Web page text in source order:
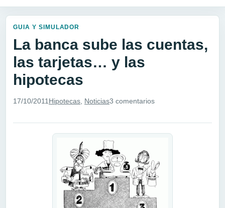
GUIA Y SIMULADOR
La banca sube las cuentas,
las tarjetas… y las
hipotecas
17/10/2011 Hipotecas Noticias3 comentarios